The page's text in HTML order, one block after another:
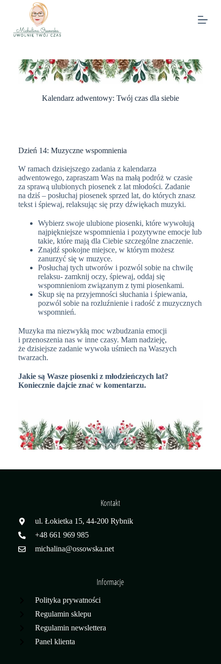
Kalendarz adwentowy: Twój czas dla siebie
Dzień 14: Muzyczne wspomnienia
W ramach dzisiejszego zadania z kalendarza
adwentowego, zapraszam Was na małą podróż w czasie
za sprawą ulubionych piosenek z lat młodości. Zadanie
na dziś – posłuchaj piosenek sprzed lat, do których znasz
tekst i śpiewaj, relaksując się przy dźwiękach muzyki.
Wybierz swoje ulubione piosenki, które wywołują
najpiękniejsze wspomnienia i pozytywne emocje lub
takie, które mają dla Ciebie szczególne znaczenie.
Znajdź spokojne miejsce, w którym możesz
zanurzyć się w muzyce.
Posłuchaj tych utworów i pozwól sobie na chwilę
relaksu- zamknij oczy, śpiewaj, oddaj się
wspomnieniom związanym z tymi piosenkami.
Skup się na przyjemności słuchania i śpiewania,
pozwól sobie na rozluźnienie i radość z muzycznych
wspomnień.
Muzyka ma niezwykłą moc wzbudzania emocji
i przenoszenia nas w inne czasy. Mam nadzieję,
że dzisiejsze zadanie wywoła uśmiech na Waszych
twarzach.
Jakie są Wasze piosenki z młodzieńczych lat?
Koniecznie dajcie znać w komentarzu.
Kontakt
ul. Łokietka 15, 44-200 Rybnik
+48 661 969 985
michalina@ossowska.net
Informacje
Polityka prywatności
Regulamin sklepu
Regulamin newslettera
Panel klienta